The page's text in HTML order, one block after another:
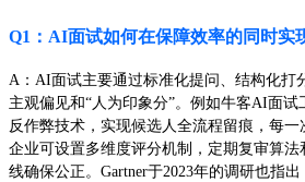
Q1：AI面试如何在保障效率的同时实
A：AI面试主要通过标准化提问、结构化打
主观偏见和“人为印象分”。例如牛客AI面
反作弊技术，实现候选人全流程留痕，每一
企业可设置多维度评分机制，定期复审算
线确保公正。Gartner于2023年的调研也指